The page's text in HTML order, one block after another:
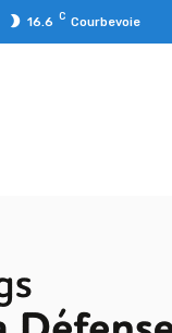
16.6 C Courbevoie